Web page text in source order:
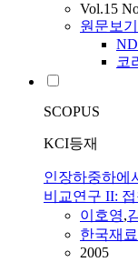
Vol.15
원문보기
코
SCOPUS
KCI등재
인장하중하에
비교연구 II:
이호영,
한국재
2005